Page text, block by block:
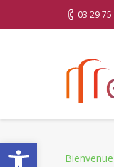
Ouvrir la barre d’outils
03 29
You are
Bienvenue